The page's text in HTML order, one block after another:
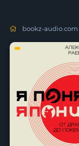
bookz-audio.com